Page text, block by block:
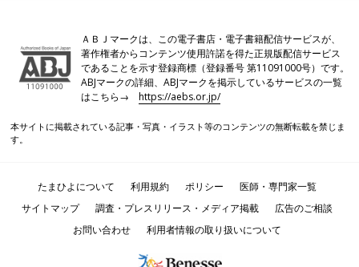
ＡＢＪマークは、この電子書店・電子書籍配信サービスが、
著作権者からコンテンツ使用許諾を得た正規版配信サービス
であることを示す登録商標（登録番号 第11091000号）です。
ABJマークの詳細、ABJマークを掲示しているサービスの一覧
はこちら→https://aebs.or.jp/
本サイトに掲載されている記事・写真・イラスト等のコンテンツの無断転載を禁じま
す。
たまひよについて 利用規約 ポリシー
医師・専門家一覧
サイトマップ
調査・プレスリリース・メディア掲載
広告のご相談
お問い合わせ
利用者情報の取り扱いについて